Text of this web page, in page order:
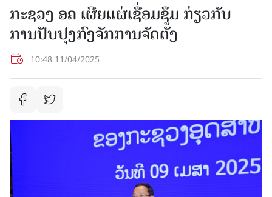
ກະຊວງ ອຄ ເຜີຍແຜ່ເຊື່ອມຊຶມ ກ່ຽວກັບ
ການປັບປຸງກົງຈັກການຈັດຕັ້ງ
10:48 11/04/2025